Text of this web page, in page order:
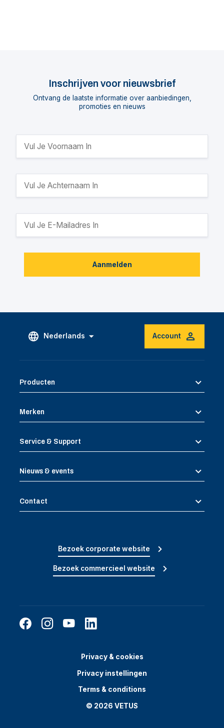
Inschrijven voor nieuwsbrief
Ontvang de laatste informatie over aanbiedingen,
promoties en nieuws
Aanmelden
Nederlands Account
Producten
Merken
Service & Support
Nieuws & events
Contact
Bezoek corporate website
Bezoek commercieel website
Privacy & cookies
Privacy instellingen
Terms & conditions
© 2026 VETUS